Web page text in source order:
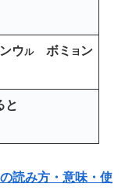
ウルボミ ヨ ン
と
読み方・意味・使